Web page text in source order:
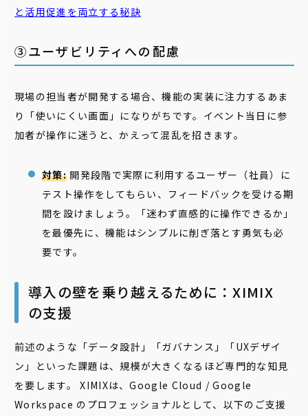
と活用促進を両立する秘訣
③ユーザビリティへの配慮
現場の担当者が開発する場合、機能の実装に注力するあま
り「使いにくい画面」になりがちです。イベント当日に参
加者が操作に迷うと、かえって混乱を招きます。
対策:開発段階で実際に利用するユーザー（社員）に
テスト操作をしてもらい、フィードバックを受ける期
間を設けましょう。「迷わず直感的に操作できるか」
を最優先に、機能はシンプルに削ぎ落とす勇気も必
要です。
導入の壁を乗り越えるために：XIMIX
の支援
前述のような「データ設計」「ガバナンス」「UXデザイ
ン」といった課題は、規模が大きくなるほど専門的な知見
を要します。 XIMIXは、Google Cloud / Google
Workspace のプロフェッショナルとして、以下のご支援